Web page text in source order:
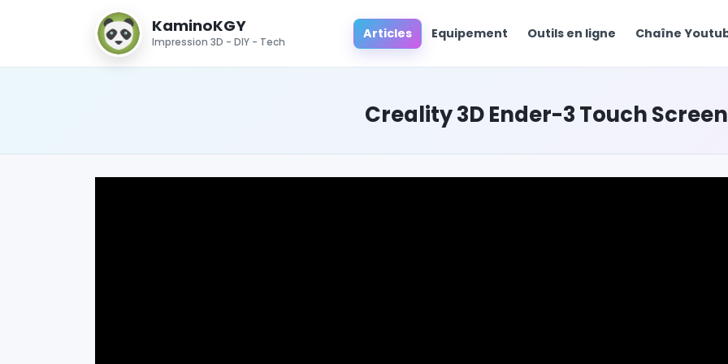
KaminoKGY
Impression 3D - DIY - Tech
Articles Equipement Outils en ligne Chaîne
Creality 3D Ender-3 Touch Screen